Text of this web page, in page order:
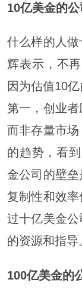
10亿美金的
什么样的人
辉表示，不
因为估值10
第一，创业
而非存量市
的趋势，看
金公司的壁
复制性和效
过十亿美金
的资源和指导
100亿美金的